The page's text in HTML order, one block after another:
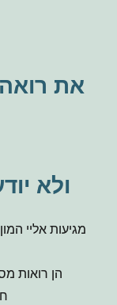
ולא
מגיעות אליי
הן רואות